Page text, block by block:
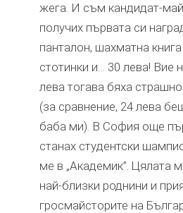
жега. И съм кандидат-
получих първата си
панталон, шахматна
стотинки и… 30 лева! Вие
лева тогава бяха
(за сравнение, 24 лева
баба ми). В София още
станах студентски
ме в „Академик”. Цялата
най-близки роднини и
гросмайсторите на